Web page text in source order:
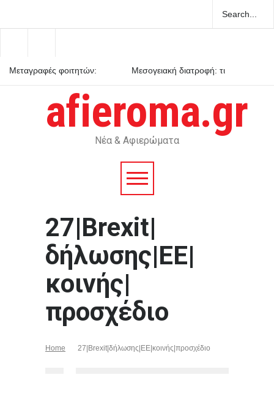
Μεταγραφές φοιτητών:
Μεσογειακή διατροφή: τι
Ενεργειακή κλάση κτιρίου: τι
σημαίνει στην πράξη
afieroma.gr
Νέα & Αφιερώματα
27|Brexit|
δήλωσης|ΕΕ|
κοινής|
προσχέδιο
Home 27|Brexit|δήλωσης|ΕΕ|κοινής|προσχέδιο